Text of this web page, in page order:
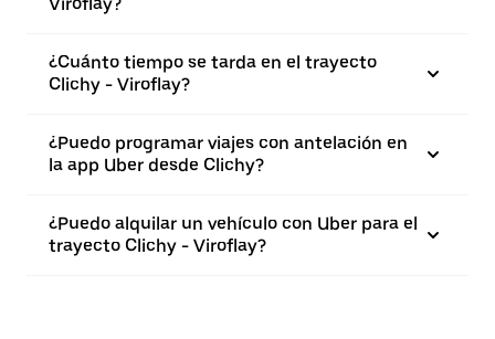
¿Cuánto tiempo se tarda en el trayecto
Clichy - Viroflay?
¿Puedo programar viajes con antelación en
la app Uber desde Clichy?
¿Puedo alquilar un vehículo con Uber para el
trayecto Clichy - Viroflay?